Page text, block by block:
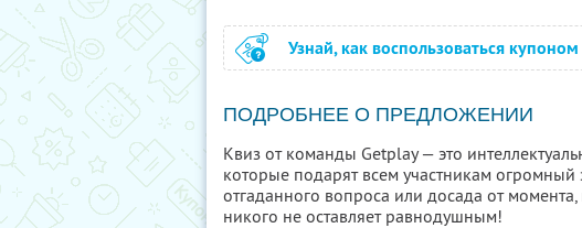
Узнай, как воспользоваться купоном
ПОДРОБНЕЕ О ПРЕДЛОЖЕНИИ
Квиз от команды Getplay — это
которые подарят всем участникам
отгаданного вопроса или досада от момента,
никого не оставляет равнодушным!